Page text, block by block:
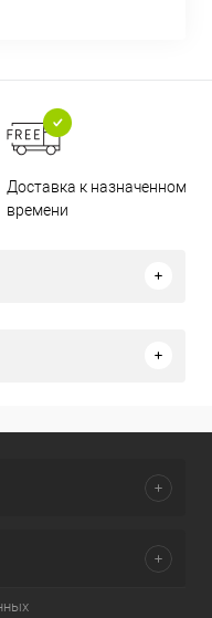
Доставка к назначенному
времени